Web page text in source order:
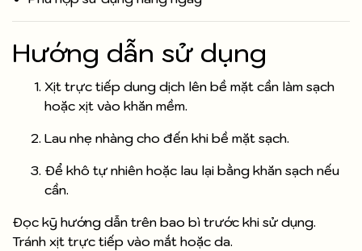
Hướng dẫn sử dụng
Xịt trực tiếp dung dịch lên bề mặt cần làm sạch
hoặc xịt vào khăn mềm.
Lau nhẹ nhàng cho đến khi bề mặt sạch.
Để khô tự nhiên hoặc lau lại bằng khăn sạch nếu
cần.
Đọc kỹ hướng dẫn trên bao bì trước khi sử dụng.
Tránh xịt trực tiếp vào mắt hoặc da.